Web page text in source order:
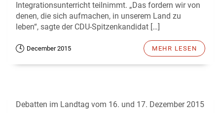
Integrationsunterricht teilnimmt. „Das fordern wir von
denen, die sich aufmachen, in unserem Land zu
leben“, sagte der CDU-Spitzenkandidat […]
December 2015 MEHR LESEN
Debatten im Landtag vom 16. und 17. Dezember 2015